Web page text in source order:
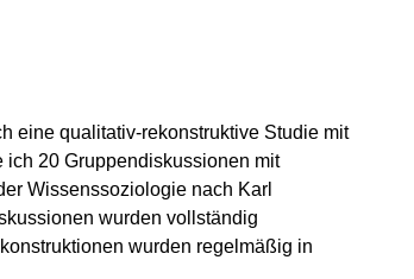
eine qualitativ-rekonstruktive Studie mit
ich 20 Gruppendiskussionen mit
Wissenssoziologie nach Karl
wurden vollständig
wurden regelmäßig in